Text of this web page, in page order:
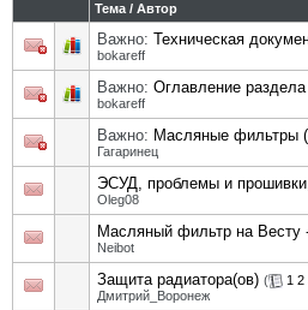
Тема / Автор
Важно: Техническая
bokareff
Важно: Оглавление
bokareff
Важно: Масляные фильтры
Гагаринец
ЭСУД, проблемы и
Oleg08
Масляный фильтр на Весту
Neibot
Защита радиатора(ов) ( 1 2
Дмитрий_Воронеж